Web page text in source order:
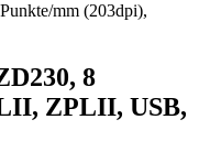
mm (203dpi),
8
ZPLII, USB,